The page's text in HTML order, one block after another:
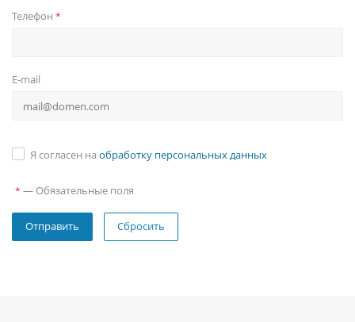
Телефон *
E-mail
Я согласен на обработку персональных данных
* — Обязательные поля
Сбросить